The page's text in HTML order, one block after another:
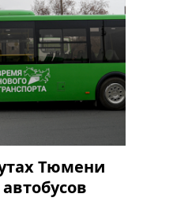
Тюмени